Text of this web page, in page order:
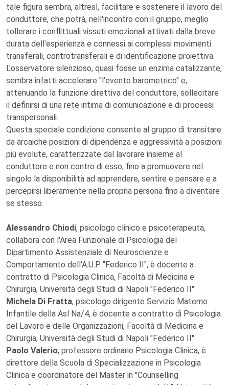
tale figura sembra, altresì, facilitare e sostenere il lavoro del
conduttore, che potrà, nell'incontro con il gruppo, meglio
tollerare i conflittuali vissuti emozionali attivati dalla breve
durata dell'esperienza e connessi ai complessi movimenti
transferali, controtransferali e di identificazione proiettiva.
L'osservatore silenzioso, quasi fosse un enzima catalizzante,
sembra infatti accelerare "l'evento barometrico" e,
attenuando la funzione direttiva del conduttore, sollecitare
il definirsi di una rete intima di comunicazione e di processi
transpersonali.
Questa speciale condizione consente al gruppo di transitare
da arcaiche posizioni di dipendenza e aggressività a posizioni
più evolute, caratterizzate dal lavorare insieme al
conduttore e non contro di esso, fino a promuovere nel
singolo la disponibilità ad apprendere, sentire e pensare e a
percepirsi liberamente nella propria persona fino a diventare
se stesso.
Alessandro Chiodi, psicologo clinico e psicoterapeuta,
collabora con l'Area Funzionale di Psicologia del
Dipartimento Assistenziale di Neuroscienze e
Comportamento dell'A.U.P. "Federico II", è docente a
contratto di Psicologia Clinica, Facoltà di Medicina e
Chirurgia, Università degli Studi di Napoli "Federico II".
Michela Di Fratta, psicologo dirigente Servizio Materno
Infantile della Asl Na/4, è docente a contratto di Psicologia
del Lavoro e delle Organizzazioni, Facoltà di Medicina e
Chirurgia, Università degli Studi di Napoli "Federico II".
Paolo Valerio, professore ordinario Psicologia Clinica, è
direttore della Scuola di Specializzazione in Psicologia
Clinica e coordinatore del Master in "Counselling